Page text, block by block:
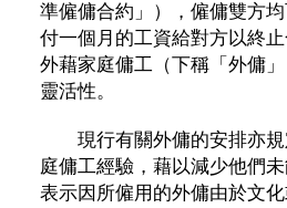
準僱傭合約」），僱傭雙方
付一個月的工資給對方以終
外藉家庭傭工（下稱「外傭
靈活性。
現行有關外傭的安排亦規
庭傭工經驗，藉以減少他們
表示因所僱用的外傭由於文